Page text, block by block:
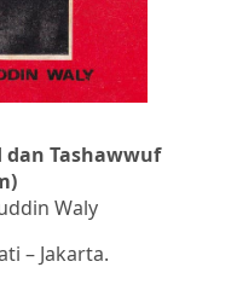
Tashawwuf
Waly
– Jakarta.